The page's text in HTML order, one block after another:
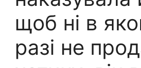
щоб ні в
разі не